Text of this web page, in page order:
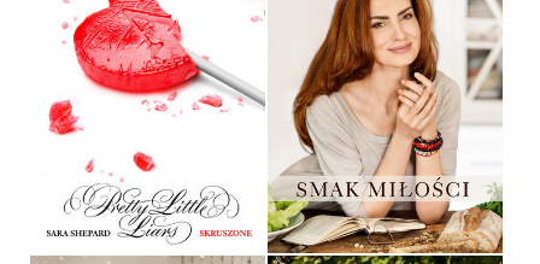
SKRUSZONE
SARA SHEPARD
36,90 ZŁ
SMAK MIŁOŚCI
AGNIESZKA MACIĄG
OPRAWA TWARDA
49,90 ZŁ